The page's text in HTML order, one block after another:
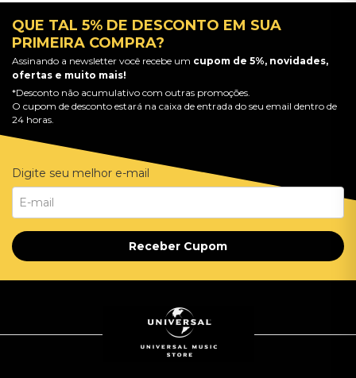
QUE TAL 5% DE DESCONTO EM SUA
PRIMEIRA COMPRA?
Assinando a newsletter você recebe um cupom de 5%, novidades,
ofertas e muito mais!
*Desconto não acumulativo com outras promoções.
O cupom de desconto estará na caixa de entrada do seu email dentro de
24 horas.
Digite seu melhor e-mail
Receber Cupom